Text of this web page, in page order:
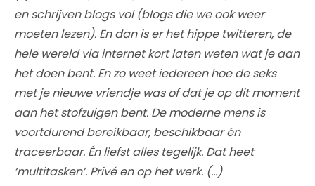
en schrijven blogs vol (blogs die we ook weer
moeten lezen). En dan is er het hippe twitteren, de
hele wereld via internet kort laten weten wat je aan
het doen bent. En zo weet iedereen hoe de seks
met je nieuwe vriendje was of dat je op dit moment
aan het stofzuigen bent. De moderne mens is
voortdurend bereikbaar, beschikbaar én
traceerbaar. Én liefst alles tegelijk. Dat heet
‘multitasken’. Privé en op het werk. (…)